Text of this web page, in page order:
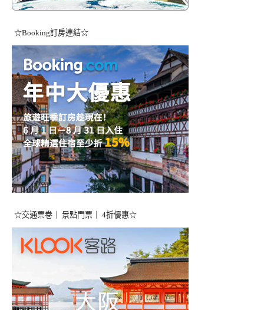
☆Booking訂房連結☆
☆交通票卷｜ 景點門票｜ 4折優惠☆